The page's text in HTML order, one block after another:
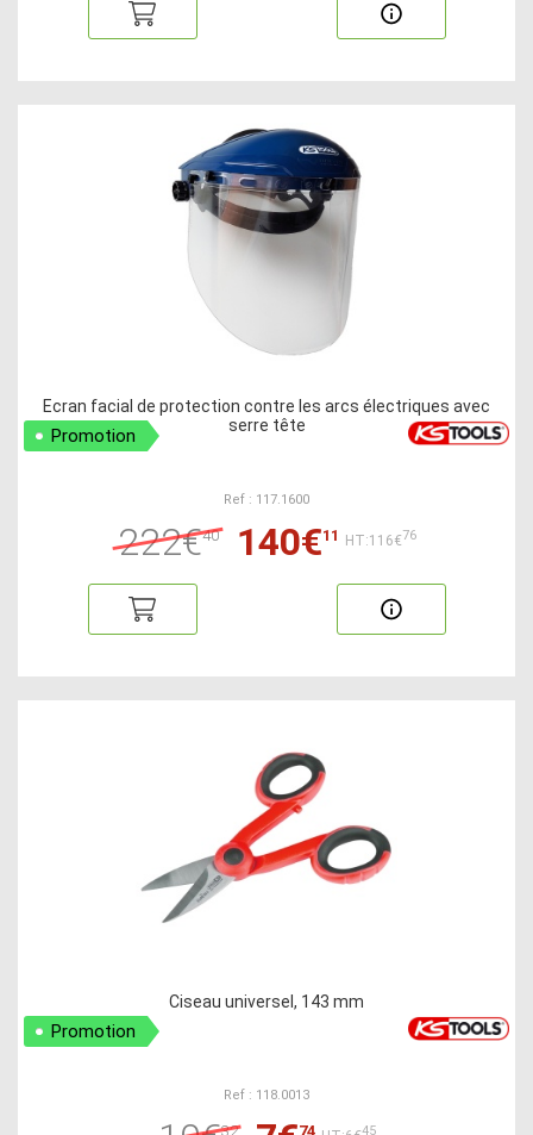
Ecran facial de protection contre les arcs électriques avec
serre tête
Promotion
Ref : 117.1600
222€40 140€11 HT:116€76
Ciseau universel, 143 mm
Promotion
Ref : 118.0013
32 74 45